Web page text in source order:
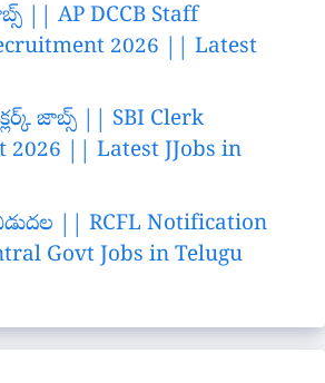
|| AP DCCB Staff
2026 || Latest
జాబ్స్ || SBI Clerk
2026 || Latest JJobs in
|| RCFL Notification
Govt Jobs in Telugu